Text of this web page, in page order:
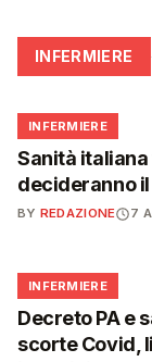
INFERMIERE
🩺
INFERMIERE
Sanità
decideranno
BY REDAZIONE 7
🩺
INFERMIERE
Decreto PA e
scorte Covid,